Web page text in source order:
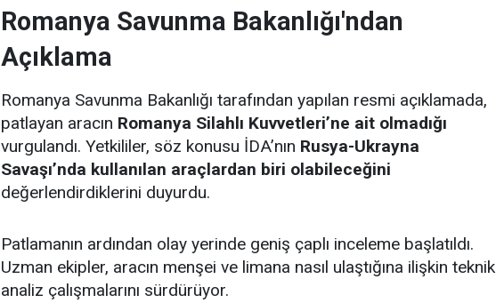
Romanya Savunma Bakanlığı'ndan
Açıklama
Romanya Savunma Bakanlığı tarafından yapılan resmi açıklamada,
patlayan aracın Romanya Silahlı Kuvvetleri’ne ait olmadığı
vurgulandı. Yetkililer, söz konusu İDA’nın Rusya-Ukrayna
Savaşı’nda kullanılan araçlardan biri olabileceğini
değerlendirdiklerini duyurdu.
Patlamanın ardından olay yerinde geniş çaplı inceleme başlatıldı.
Uzman ekipler, aracın menşei ve limana nasıl ulaştığına ilişkin teknik
analiz çalışmalarını sürdürüyor.